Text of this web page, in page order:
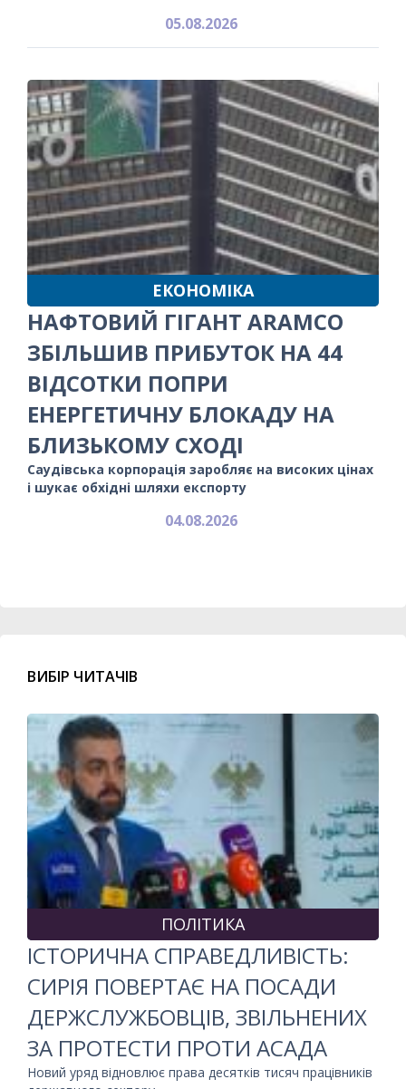
05.08.2026
ЕКОНОМІКА
НАФТОВИЙ ГІГАНТ ARAMCO
ЗБІЛЬШИВ ПРИБУТОК НА 44
ВІДСОТКИ ПОПРИ
ЕНЕРГЕТИЧНУ БЛОКАДУ НА
БЛИЗЬКОМУ СХОДІ
Саудівська корпорація заробляє на високих цінах
і шукає обхідні шляхи експорту
04.08.2026
ВИБІР ЧИТАЧІВ
ПОЛІТИКА
ІСТОРИЧНА СПРАВЕДЛИВІСТЬ:
СИРІЯ ПОВЕРТАЄ НА ПОСАДИ
ДЕРЖСЛУЖБОВЦІВ, ЗВІЛЬНЕНИХ
ЗА ПРОТЕСТИ ПРОТИ АСАДА
Новий уряд відновлює права десятків тисяч працівників